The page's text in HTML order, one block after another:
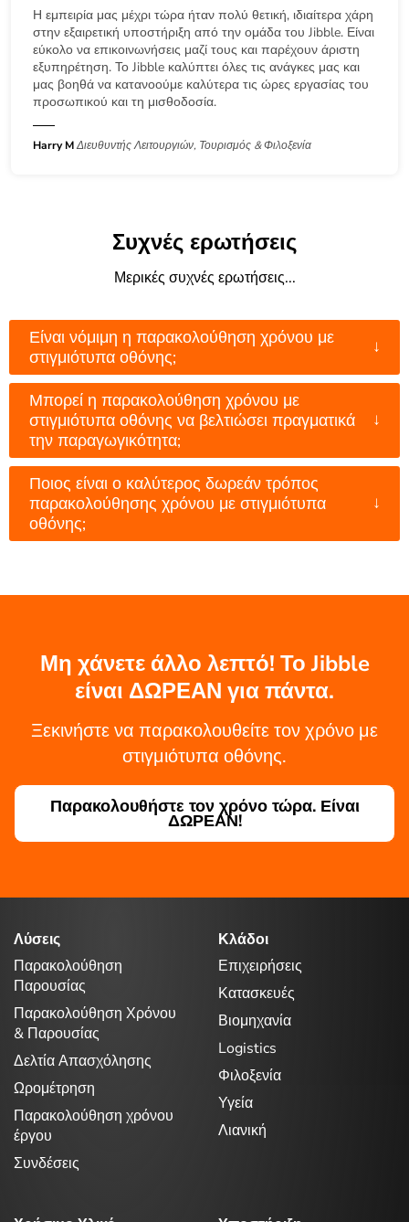
Η εμπειρία μας μέχρι τώρα ήταν πολύ θετική, ιδιαίτερα χάρη
στην εξαιρετική υποστήριξη από την ομάδα του Jibble. Είναι
εύκολο να επικοινωνήσεις μαζί τους και παρέχουν άριστη
εξυπηρέτηση. Το Jibble καλύπτει όλες τις ανάγκες μας και
μας βοηθά να κατανοούμε καλύτερα τις ώρες εργασίας του
προσωπικού και τη μισθοδοσία.
Harry MΔιευθυντής Λειτουργιών, Τουρισμός & Φιλοξενία
Συχνές ερωτήσεις
Μερικές συχνές ερωτήσεις...
Είναι νόμιμη η παρακολούθηση χρόνου με
στιγμιότυπα οθόνης;
↓
Μπορεί η παρακολούθηση χρόνου με
στιγμιότυπα οθόνης να βελτιώσει πραγματικά
την παραγωγικότητα;
↓
Ποιος είναι ο καλύτερος δωρεάν τρόπος
παρακολούθησης χρόνου με στιγμιότυπα
οθόνης;
↓
Μη χάνετε άλλο λεπτό! Το Jibble
είναι ΔΩΡΕΑΝ για πάντα.
Ξεκινήστε να παρακολουθείτε τον χρόνο με
στιγμιότυπα οθόνης.
Παρακολουθήστε τον χρόνο τώρα. Είναι
ΔΩΡΕΑΝ!
Λύσεις
Παρακολούθηση
Παρουσίας
Παρακολούθηση Χρόνου
& Παρουσίας
Δελτία Απασχόλησης
Ωρομέτρηση
Παρακολούθηση χρόνου
έργου
Συνδέσεις
Κλάδοι
Επιχειρήσεις
Κατασκευές
Βιομηχανία
Logistics
Φιλοξενία
Υγεία
Λιανική